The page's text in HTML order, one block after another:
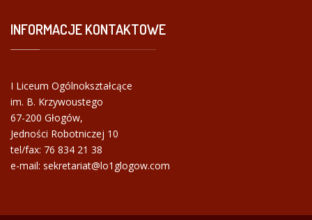
INFORMACJEKONTAKTOWE
I Liceum Ogólnokształcące
im. B. Krzywoustego
67-200 Głogów,
Jedności Robotniczej 10
tel/fax: 76 834 21 38
e-mail: sekretariat@lo1glogow.com